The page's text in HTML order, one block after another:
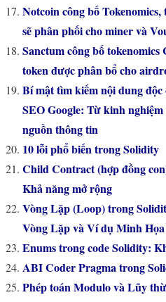
Notcoin công bố
sẽ phân phối cho miner và
Sanctum công bố
token được phân bổ cho
Bí mật tìm kiếm nội dung độc
SEO Google: Từ kinh
nguồn thông tin
10 lỗi phổ biến trong Solidity
Child Contract (hợp đồng
Khả năng mở rộng
Vòng Lặp (Loop) trong
Vòng Lặp và Ví dụ Minh Họa
Enums trong code Solidity:
ABI Coder Pragma trong
Phép toán Modulo và Lũy